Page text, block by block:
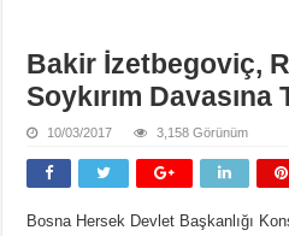
Bakir İzetbegoviç,
Soykırım Davasına
10/03/2017 3,158 Görünüm
Bosna Hersek Devlet Başkanlığı